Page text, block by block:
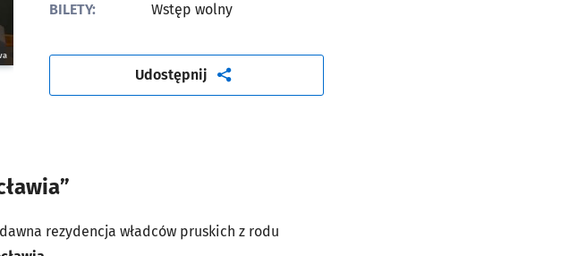
BILETY:
Wstęp wolny
Udostępnijartykuł
rezydencja władców pruskich z rodu